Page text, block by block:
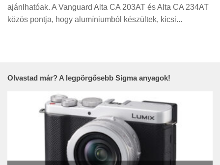
Érdekességek
ajánlhatóak. A Vanguard Alta CA 203AT és Alta CA 234AT
közös pontja, hogy alumíniumból készültek, kicsi...
Olvastad már? A legpörgősebb Sigma anyagok!